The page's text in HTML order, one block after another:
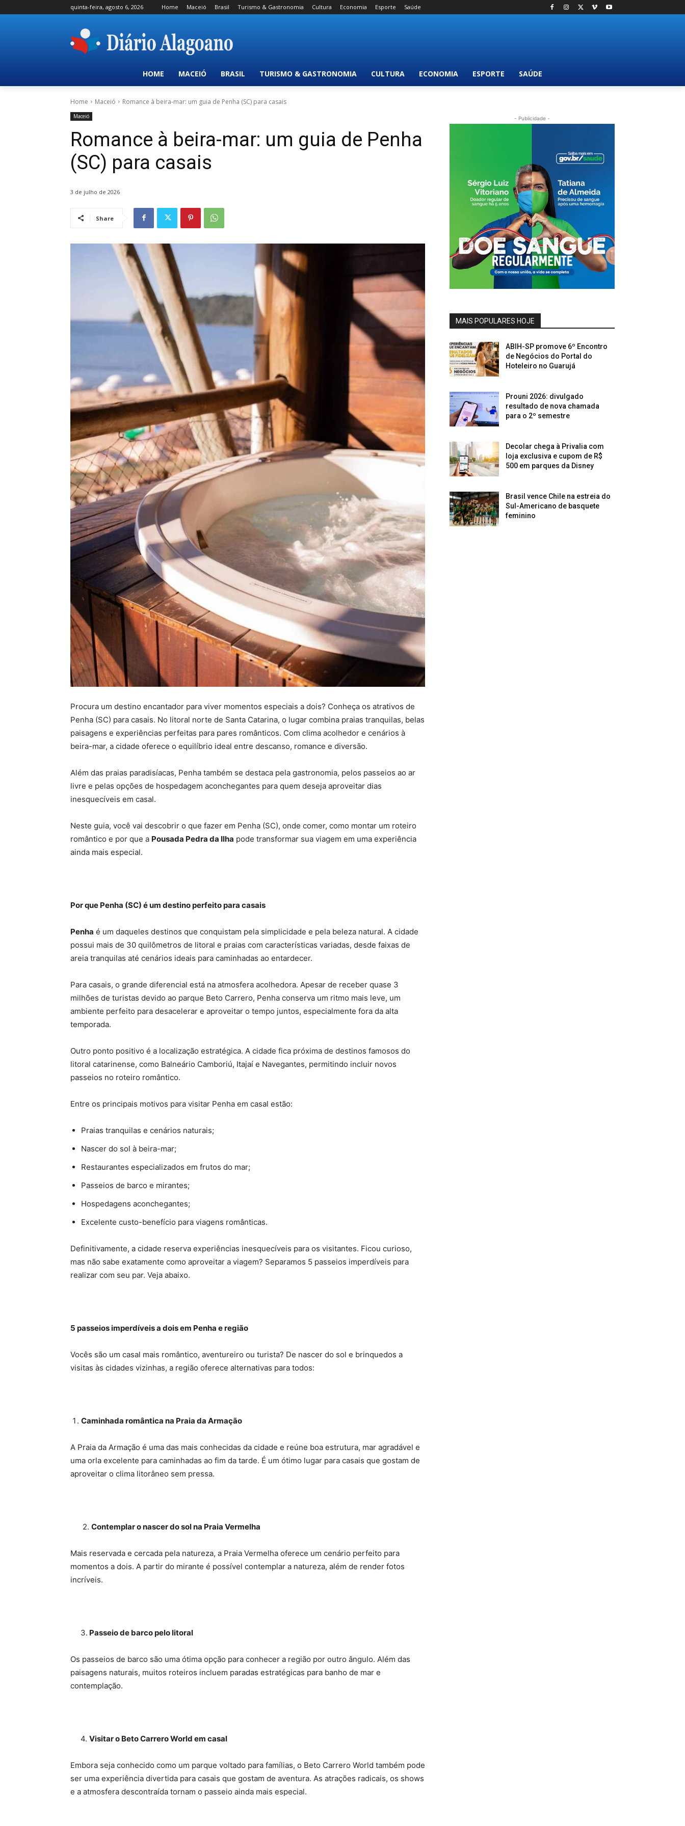
quinta-feira, agosto 6, 2026 Home Maceió Brasil Turismo & Gastronomia Cultura Economia Esporte Saúde
HOME MACEIÓ BRASIL TURISMO & GASTRONOMIA CULTURA ECONOMIA ESPORTE SAÚDE
Home Maceió Romance à beira-mar: um guia de Penha (SC) para casais
Maceió
Romance à beira-mar: um guia de Penha
(SC) para casais
3 de julho de 2026
Share
Procura um destino encantador para viver momentos especiais a dois? Conheça os atrativos de
Penha (SC) para casais. No litoral norte de Santa Catarina, o lugar combina praias tranquilas, belas
paisagens e experiências perfeitas para pares românticos. Com clima acolhedor e cenários à
beira-mar, a cidade oferece o equilíbrio ideal entre descanso, romance e diversão.
Além das praias paradisíacas, Penha também se destaca pela gastronomia, pelos passeios ao ar
livre e pelas opções de hospedagem aconchegantes para quem deseja aproveitar dias
inesquecíveis em casal.
Neste guia, você vai descobrir o que fazer em Penha (SC), onde comer, como montar um roteiro
romântico e por que a Pousada Pedra da Ilha pode transformar sua viagem em uma experiência
ainda mais especial.
Por que Penha (SC) é um destino perfeito para casais
Penha é um daqueles destinos que conquistam pela simplicidade e pela beleza natural. A cidade
possui mais de 30 quilômetros de litoral e praias com características variadas, desde faixas de
areia tranquilas até cenários ideais para caminhadas ao entardecer.
Para casais, o grande diferencial está na atmosfera acolhedora. Apesar de receber quase 3
milhões de turistas devido ao parque Beto Carrero, Penha conserva um ritmo mais leve, um
ambiente perfeito para desacelerar e aproveitar o tempo juntos, especialmente fora da alta
temporada.
Outro ponto positivo é a localização estratégica. A cidade fica próxima de destinos famosos do
litoral catarinense, como Balneário Camboriú, Itajaí e Navegantes, permitindo incluir novos
passeios no roteiro romântico.
Entre os principais motivos para visitar Penha em casal estão:
Praias tranquilas e cenários naturais;
Nascer do sol à beira-mar;
Restaurantes especializados em frutos do mar;
Passeios de barco e mirantes;
Hospedagens aconchegantes;
Excelente custo-benefício para viagens românticas.
Definitivamente, a cidade reserva experiências inesquecíveis para os visitantes. Ficou curioso,
mas não sabe exatamente como aproveitar a viagem? Separamos 5 passeios imperdíveis para
realizar com seu par. Veja abaixo.
5 passeios imperdíveis a dois em Penha e região
Vocês são um casal mais romântico, aventureiro ou turista? De nascer do sol e brinquedos a
visitas às cidades vizinhas, a região oferece alternativas para todos:
Caminhada romântica na Praia da Armação
A Praia da Armação é uma das mais conhecidas da cidade e reúne boa estrutura, mar agradável e
uma orla excelente para caminhadas ao fim da tarde. É um ótimo lugar para casais que gostam de
aproveitar o clima litorâneo sem pressa.
2. Contemplar o nascer do sol na Praia Vermelha
Mais reservada e cercada pela natureza, a Praia Vermelha oferece um cenário perfeito para
momentos a dois. A partir do mirante é possível contemplar a natureza, além de render fotos
incríveis.
3. Passeio de barco pelo litoral
Os passeios de barco são uma ótima opção para conhecer a região por outro ângulo. Além das
paisagens naturais, muitos roteiros incluem paradas estratégicas para banho de mar e
contemplação.
4. Visitar o Beto Carrero World em casal
Embora seja conhecido como um parque voltado para famílias, o Beto Carrero World também pode
ser uma experiência divertida para casais que gostam de aventura. As atrações radicais, os shows
e a atmosfera descontraída tornam o passeio ainda mais especial.
- Publicidade -
MAIS POPULARES HOJE
ABIH-SP promove 6º Encontro
de Negócios do Portal do
Hoteleiro no Guarujá
Prouni 2026: divulgado
resultado de nova chamada
para o 2º semestre
Decolar chega à Privalia com
loja exclusiva e cupom de R$
500 em parques da Disney
Brasil vence Chile na estreia do
Sul-Americano de basquete
feminino